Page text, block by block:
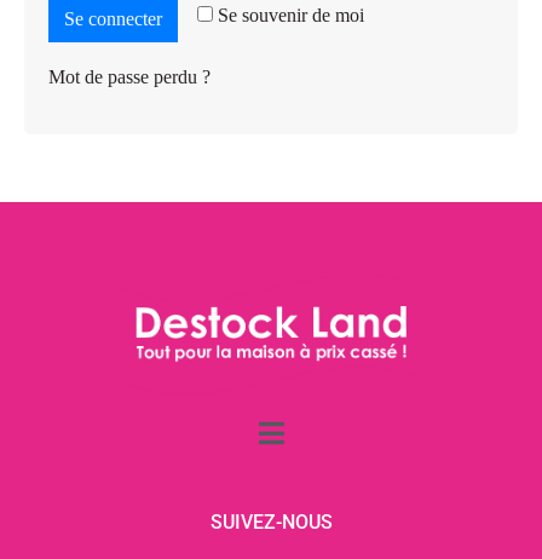
Se souvenir de moi
Se connecter
Mot de passe perdu ?
SUIVEZ-NOUS